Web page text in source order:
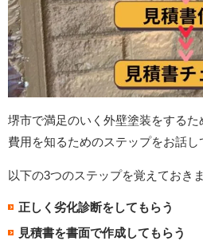
堺市で満足のいく外壁塗装をする
費用を知るためのステップをお話し
以下の3つのステップを覚えておき
正しく劣化診断をしてもらう
見積書を書面で作成してもらう